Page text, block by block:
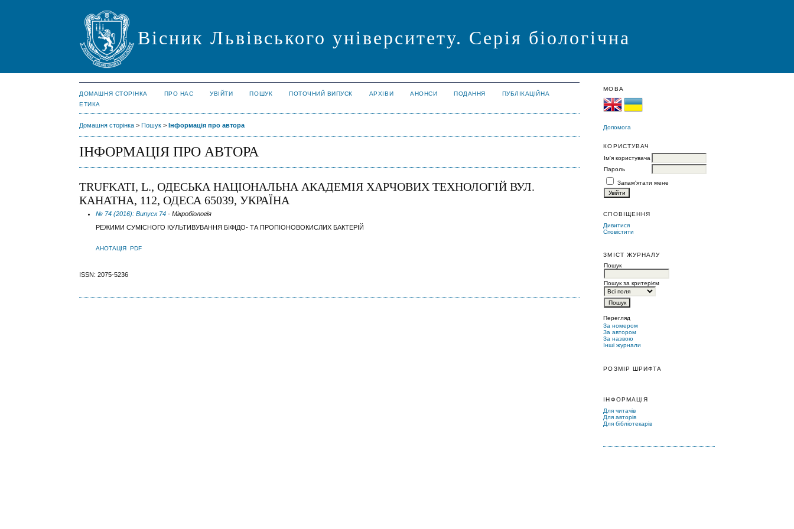
Вісник Львівського університету. Серія біологічна
МОВА
Допомога
КОРИСТУВАЧ
Ім'я користувача
Пароль
Запам'ятати мене
СПОВІЩЕННЯ
Дивитися
Сповістити
ЗМІСТ ЖУРНАЛУ
Пошук
Пошук за критерієм
Перегляд
За номером
За автором
За назвою
Інші журнали
РОЗМІР ШРИФТА
ІНФОРМАЦІЯ
Для читачів
Для авторів
Для бібліотекарів
ДОМАШНЯ СТОРІНКА ПРО НАС УВІЙТИ ПОШУК ПОТОЧНИЙ ВИПУСК АРХІВИ АНОНСИ ПОДАННЯ
ПУБЛІКАЦІЙНА
ЕТИКА
Домашня сторінка >Пошук >Інформація про автора
ІНФОРМАЦІЯ ПРО АВТОРА
TRUFKATI, L., ОДЕСЬКА НАЦІОНАЛЬНА АКАДЕМІЯ ХАРЧОВИХ ТЕХНОЛОГІЙ ВУЛ.
КАНАТНА, 112, ОДЕСА 65039, УКРАЇНА
№ 74 (2016): Випуск 74 - Мікробіологія
РЕЖИМИ СУМІСНОГО КУЛЬТИВУВАННЯ БІФІДО- ТА ПРОПІОНОВОКИСЛИХ БАКТЕРІЙ
АНОТАЦІЯ PDF
ISSN: 2075-5236